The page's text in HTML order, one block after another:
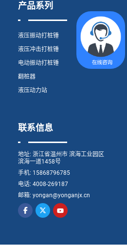
产品系列
液压振动打桩锤
液压冲击打桩锤
电动振动打桩锤
翻桩器
液压动力站
联系信息
地址: 浙江省温州市 滨海工业园区
滨海一道1458号
手机: 15868796785
电话: 4008-269187
邮箱: yongan@yonganjx.cn